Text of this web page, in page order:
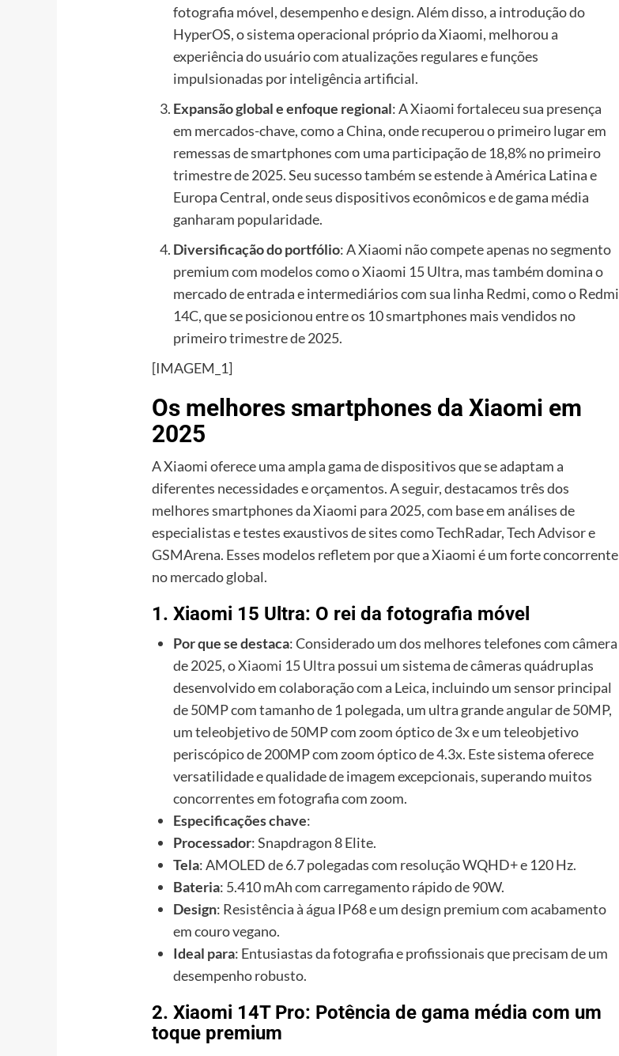
fotografia móvel, desempenho e design. Além disso, a introdução do
HyperOS, o sistema operacional próprio da Xiaomi, melhorou a
experiência do usuário com atualizações regulares e funções
impulsionadas por inteligência artificial.
Expansão global e enfoque regional: A Xiaomi fortaleceu sua presença
em mercados-chave, como a China, onde recuperou o primeiro lugar em
remessas de smartphones com uma participação de 18,8% no primeiro
trimestre de 2025. Seu sucesso também se estende à América Latina e
Europa Central, onde seus dispositivos econômicos e de gama média
ganharam popularidade.
Diversificação do portfólio: A Xiaomi não compete apenas no segmento
premium com modelos como o Xiaomi 15 Ultra, mas também domina o
mercado de entrada e intermediários com sua linha Redmi, como o Redmi
14C, que se posicionou entre os 10 smartphones mais vendidos no
primeiro trimestre de 2025.
[IMAGEM_1]
Os melhores smartphones da Xiaomi em
2025
A Xiaomi oferece uma ampla gama de dispositivos que se adaptam a
diferentes necessidades e orçamentos. A seguir, destacamos três dos
melhores smartphones da Xiaomi para 2025, com base em análises de
especialistas e testes exaustivos de sites como TechRadar, Tech Advisor e
GSMArena. Esses modelos refletem por que a Xiaomi é um forte concorrente
no mercado global.
1. Xiaomi 15 Ultra: O rei da fotografia móvel
Por que se destaca: Considerado um dos melhores telefones com câmera
de 2025, oXiaomi 15 Ultra possui um sistema de câmeras quádruplas
desenvolvido em colaboração com a Leica, incluindo um sensor principal
de 50MP com tamanho de 1 polegada, um ultra grande angular de 50MP,
um teleobjetivo de 50MP com zoom óptico de 3x e um teleobjetivo
periscópico de 200MP com zoom óptico de 4.3x. Este sistema oferece
versatilidade e qualidade de imagem excepcionais, superando muitos
concorrentes em fotografia com zoom.
Especificações chave:
Processador: Snapdragon 8 Elite.
Tela: AMOLED de 6.7 polegadas com resolução WQHD+ e 120 Hz.
Bateria: 5.410 mAh com carregamento rápido de 90W.
Design: Resistência à água IP68 e um design premium com acabamento
em couro vegano.
Ideal para: Entusiastas da fotografia e profissionais que precisam de um
desempenho robusto.
2. Xiaomi 14T Pro: Potência de gama média com um
toque premium